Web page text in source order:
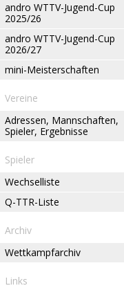
andro WTTV-Jugend-Cup
2025/26
andro WTTV-Jugend-Cup
2026/27
mini-Meisterschaften
Vereine
Adressen, Mannschaften,
Spieler, Ergebnisse
Spieler
Wechselliste
Q-TTR-Liste
Archiv
Wettkampfarchiv
Links